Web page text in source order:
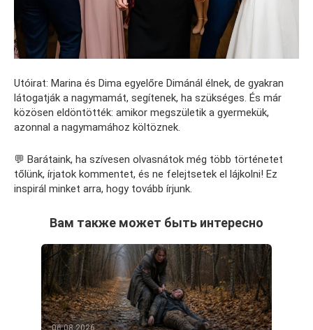
Utóirat: Marina és Dima egyelőre Dimánál élnek, de gyakran
látogatják a nagymamát, segítenek, ha szükséges. És már
közösen eldöntötték: amikor megszületik a gyermekük,
azonnal a nagymamához költöznek.
💬 Barátaink, ha szívesen olvasnátok még több történetet
tőlünk, írjatok kommentet, és ne felejtsetek el lájkolni! Ez
inspirál minket arra, hogy tovább írjunk.
Вам также может быть интересно
06.08.2026